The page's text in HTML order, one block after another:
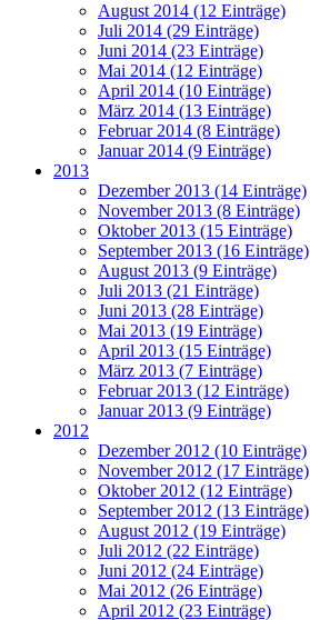
August 2014 (12 Einträge)
Juli 2014 (29 Einträge)
Juni 2014 (23 Einträge)
Mai 2014 (12 Einträge)
April 2014 (10 Einträge)
März 2014 (13 Einträge)
Februar 2014 (8 Einträge)
Januar 2014 (9 Einträge)
2013
Dezember 2013 (14 Einträge)
November 2013 (8 Einträge)
Oktober 2013 (15 Einträge)
September 2013 (16 Einträge)
August 2013 (9 Einträge)
Juli 2013 (21 Einträge)
Juni 2013 (28 Einträge)
Mai 2013 (19 Einträge)
April 2013 (15 Einträge)
März 2013 (7 Einträge)
Februar 2013 (12 Einträge)
Januar 2013 (9 Einträge)
2012
Dezember 2012 (10 Einträge)
November 2012 (17 Einträge)
Oktober 2012 (12 Einträge)
September 2012 (13 Einträge)
August 2012 (19 Einträge)
Juli 2012 (22 Einträge)
Juni 2012 (24 Einträge)
Mai 2012 (26 Einträge)
April 2012 (23 Einträge)